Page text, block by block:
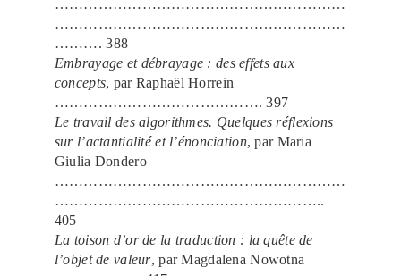
……………………………………………………
……………………………………………………
………. 388
Embrayage et débrayage : des effets aux
concepts, par Raphaël Horrein
……………………………………. 397
Le travail des algorithmes. Quelques réflexions
sur l’actantialité et l’énonciation, par Maria
Giulia Dondero
……………………………………………………
………………………………………………..
405
La toison d’or de la traduction : la quête de
l’objet de valeur, par Magdalena Nowotna